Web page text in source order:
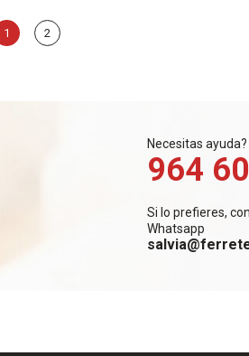
1 2
Necesitas
964
Si lo prefieres,
Whatsapp